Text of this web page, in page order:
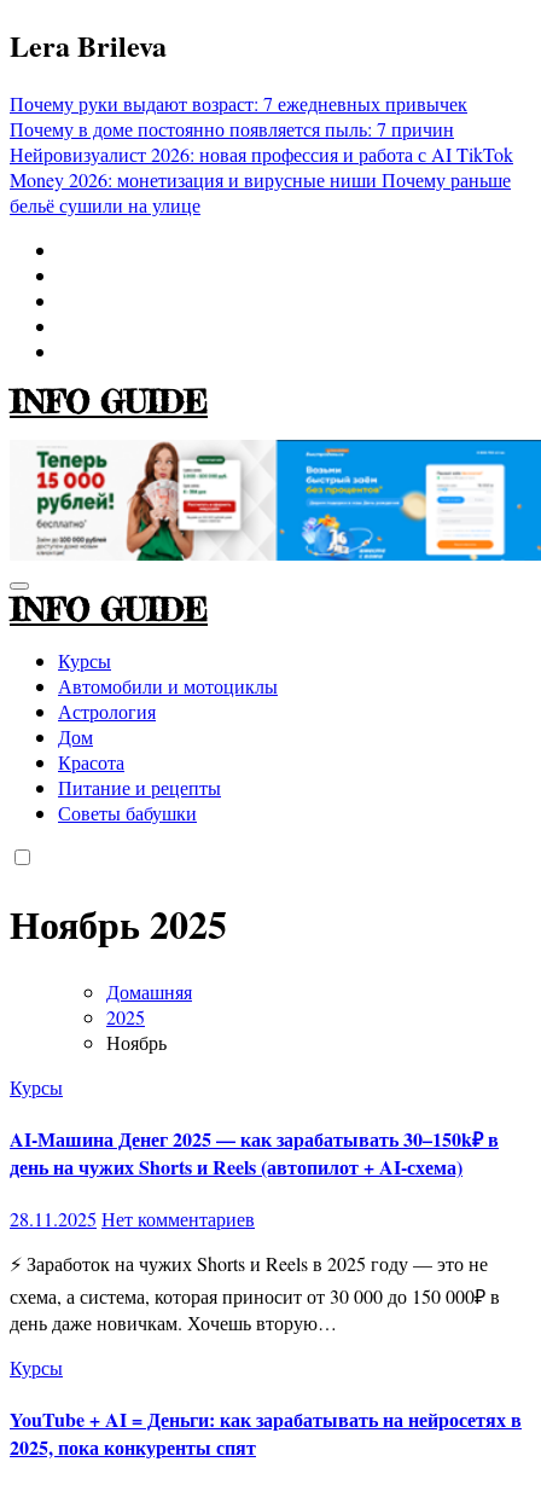
Перейти
к
Lera Brileva
Почему руки выдают возраст: 7 ежедневных привычек
Почему в доме постоянно появляется пыль: 7 причин
Нейровизуалист 2026: новая профессия и работа с AITikTok
Money 2026: монетизация и вирусные ниши Почему раньше
бельё сушили на улице
INFO GUIDE
INFO GUIDE
Курсы
Автомобили и мотоциклы
Астрология
Дом
Красота
Питание и рецепты
Советы бабушки
Ноябрь 2025
Домашняя
2025
Ноябрь
Курсы
AI-Машина Денег 2025 — как зарабатывать 30–150k₽ в
день на чужих Shorts и Reels (автопилот + AI-схема)
28.11.2025 Нет комментариев
⚡ Заработок на чужих Shorts и Reels в 2025 году — это не
схема, а система, которая приносит от 30 000 до 150 000₽ в
день даже новичкам. Хочешь вторую…
Курсы
YouTube + AI = Деньги: как зарабатывать на нейросетях в
2025, пока конкуренты спят